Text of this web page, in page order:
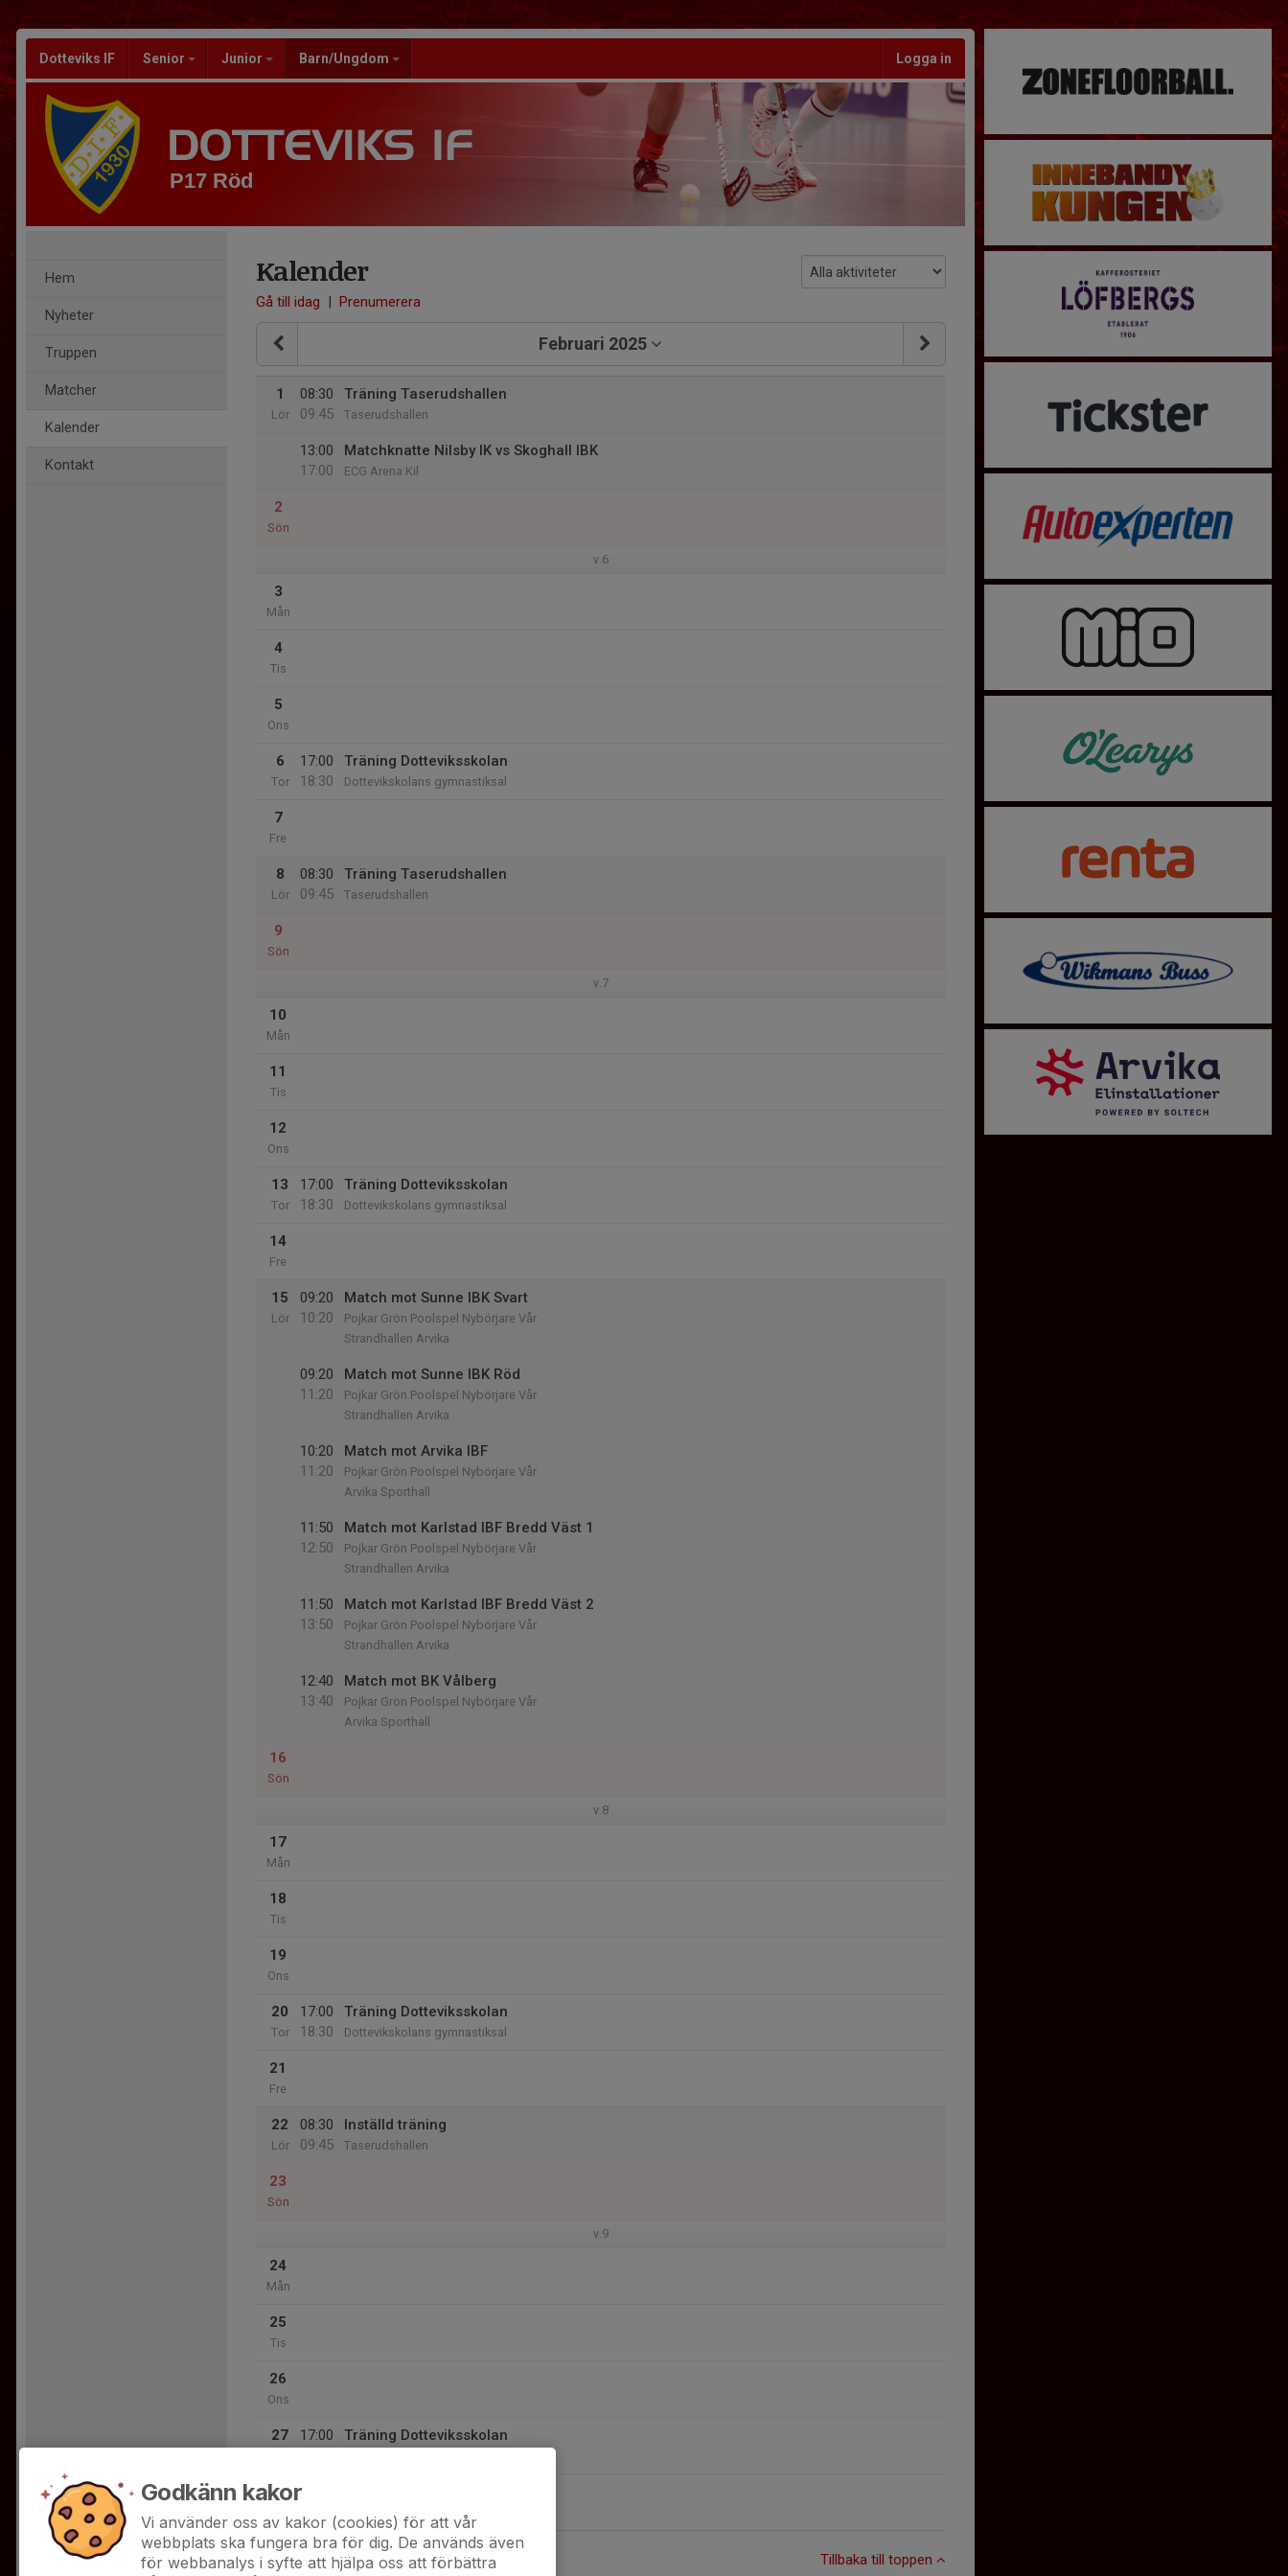
Dotteviks IF Senior Junior Barn/Ungdom Logga in
P17 Röd
Hem
Nyheter
Truppen
Matcher
Kalender
Kontakt
Kalender
Gå till idag | Prenumerera
Februari 2025
1
Lör
08:30
09:45
Träning Taserudshallen
Taserudshallen
13:00
17:00
Matchknatte Nilsby IK vs Skoghall IBK
ECG Arena Kil
2
Sön
v.6
3
Mån
4
Tis
5
Ons
6
Tor
17:00
18:30
Träning Dotteviksskolan
Dottevikskolans gymnastiksal
7
Fre
8
Lör
08:30
09:45
Träning Taserudshallen
Taserudshallen
9
Sön
v.7
10
Mån
11
Tis
12
Ons
13
Tor
17:00
18:30
Träning Dotteviksskolan
Dottevikskolans gymnastiksal
14
Fre
15
Lör
09:20
10:20
Match mot Sunne IBK Svart
Pojkar Grön Poolspel Nybörjare Vår
Strandhallen Arvika
09:20
11:20
Match mot Sunne IBK Röd
Pojkar Grön Poolspel Nybörjare Vår
Strandhallen Arvika
10:20
11:20
Match mot Arvika IBF
Pojkar Grön Poolspel Nybörjare Vår
Arvika Sporthall
11:50
12:50
Match mot Karlstad IBF Bredd Väst 1
Pojkar Grön Poolspel Nybörjare Vår
Strandhallen Arvika
11:50
13:50
Match mot Karlstad IBF Bredd Väst 2
Pojkar Grön Poolspel Nybörjare Vår
Strandhallen Arvika
12:40
13:40
Match mot BK Vålberg
Pojkar Grön Poolspel Nybörjare Vår
Arvika Sporthall
16
Sön
v.8
17
Mån
18
Tis
19
Ons
20
Tor
17:00
18:30
Träning Dotteviksskolan
Dottevikskolans gymnastiksal
21
Fre
22
Lör
08:30
09:45
Inställd träning
Taserudshallen
23
Sön
v.9
24
Mån
25
Tis
26
Ons
27
17:00
Träning Dotteviksskolan
28
Tillbaka till toppen
Godkänn kakor
Vi använder oss av kakor (cookies) för att vår
webbplats ska fungera bra för dig. De används även
för webbanalys i syfte att hjälpa oss att förbättra